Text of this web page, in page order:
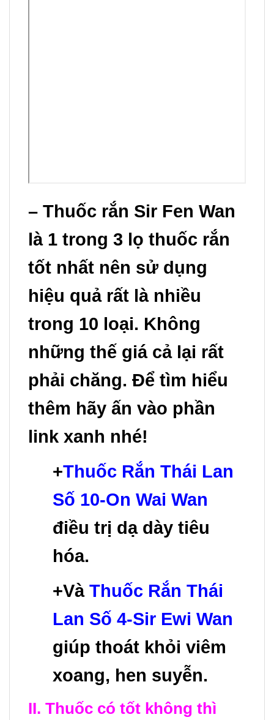
– Thuốc rắn Sir Fen Wan
là 1 trong 3 lọ thuốc rắn
tốt nhất nên sử dụng
hiệu quả rất là nhiều
trong 10 loại. Không
những thế giá cả lại rất
phải chăng. Để tìm hiểu
thêm hãy ấn vào phần
link xanh nhé!
+Thuốc Rắn Thái Lan
Số 10-On Wai Wan
điều trị dạ dày tiêu
hóa.
+Và Thuốc Rắn Thái
Lan Số 4-Sir Ewi Wan
giúp thoát khỏi viêm
xoang, hen suyễn.
II. Thuốc có tốt không thì